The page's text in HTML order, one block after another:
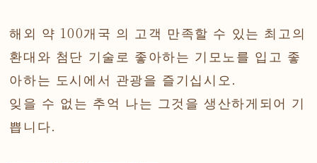
해외 약 100개국 의 고객 만족할 수 있는 최고의
환대와 첨단 기술로 좋아하는 기모노를 입고 좋
아하는 도시에서 관광을 즐기십시오.
잊을 수 없는 추억 나는 그것을 생산하게되어 기
쁩니다.